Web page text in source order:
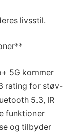
livsstil.
5G kommer
rating for støv-
5.3, IR
funktioner
og tilbyder